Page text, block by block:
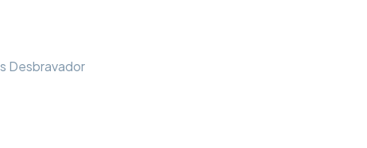
Desbravador